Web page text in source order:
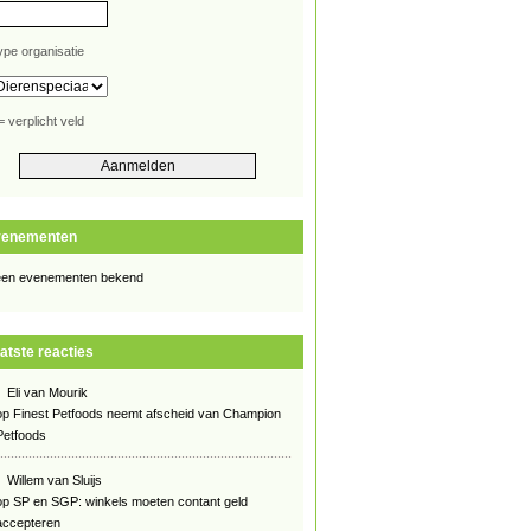
organisatie
verplicht veld
evenementen bekend
reacties
Eli van Mourik
Finest Petfoods neemt afscheid van Champion
Willem van Sluijs
SP en SGP: winkels moeten contant geld